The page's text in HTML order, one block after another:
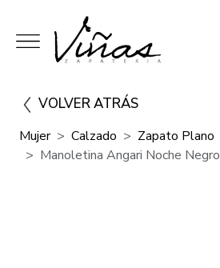
VOLVER ATRÁS
Mujer Calzado
Zapato Plano
Manoletina Angari Noche Negro